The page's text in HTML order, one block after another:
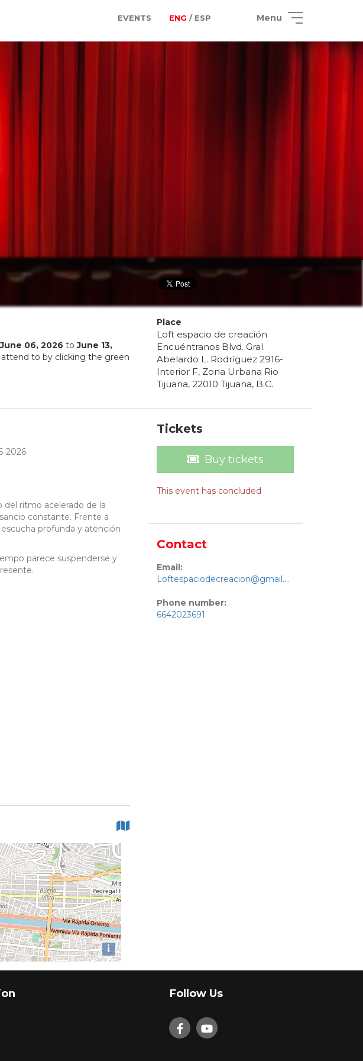
EVENTS ENG / ESP Menu
June 06, 2026 toJune 13,
to by clicking the green
Place
Loft espacio de creación
Encuéntranos Blvd. Gral.
Abelardo L. Rodríguez 2916-
Interior F, Zona Urbana Rio
Tijuana, 22010 Tijuana, B.C.
2026
del ritmo acelerado de la
constante. Frente a
profunda y atención
parece suspenderse y
i
Tickets
Buy tickets
This event has concluded
Contact
Email:
Loftespaciodecreacion@gmail.com
Phone number:
6642023691
Follow Us